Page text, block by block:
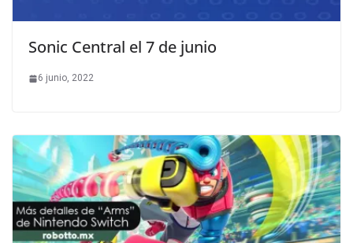
Sonic Central el 7 de junio
6 junio, 2022